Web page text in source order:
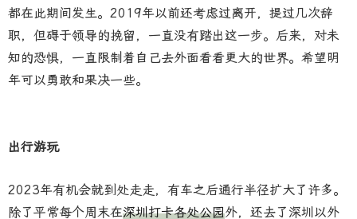
都在此期间发生。2019年以前还考虑过离开，提过几次辞
职，但碍于领导的挽留，一直没有踏出这一步。后来，对未
知的恐惧，一直限制着自己去外面看看更大的世界。希望明
年可以勇敢和果决一些。
出行游玩
2023年有机会就到处走走，有车之后通行半径扩大了许多。
除了平常每个周末在深圳打卡各处公园外，还去了深圳以外